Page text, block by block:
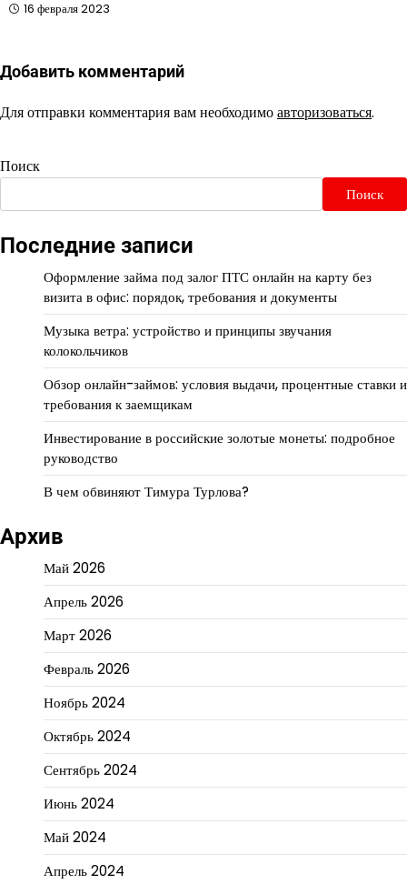
16 февраля 2023
Добавить комментарий
Для отправки комментария вам необходимоавторизоваться.
Поиск
Поиск
Последние записи
Оформление займа под залог ПТС онлайн на карту без
визита в офис: порядок, требования и документы
Музыка ветра: устройство и принципы звучания
колокольчиков
Обзор онлайн-займов: условия выдачи, процентные ставки и
требования к заемщикам
Инвестирование в российские золотые монеты: подробное
руководство
В чем обвиняют Тимура Турлова?
Архив
Май 2026
Апрель 2026
Март 2026
Февраль 2026
Ноябрь 2024
Октябрь 2024
Сентябрь 2024
Июнь 2024
Май 2024
Апрель 2024